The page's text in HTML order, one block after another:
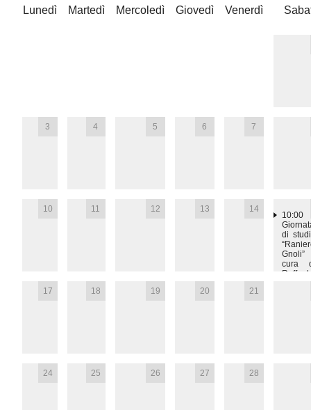
Lunedì Martedì Mercoledì Giovedì Venerdì
3 4 5 6 7
10 11 12 13 14
10:00
di
Gnoli”
cura
17 18 19 20 21
24 25 26 27 28